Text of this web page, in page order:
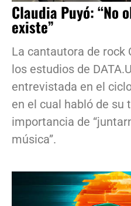
Claudia Puyó: “No
existe”
La cantautora de rock
los estudios de
entrevistada en el
en el cual habló de su
importancia de
música”.